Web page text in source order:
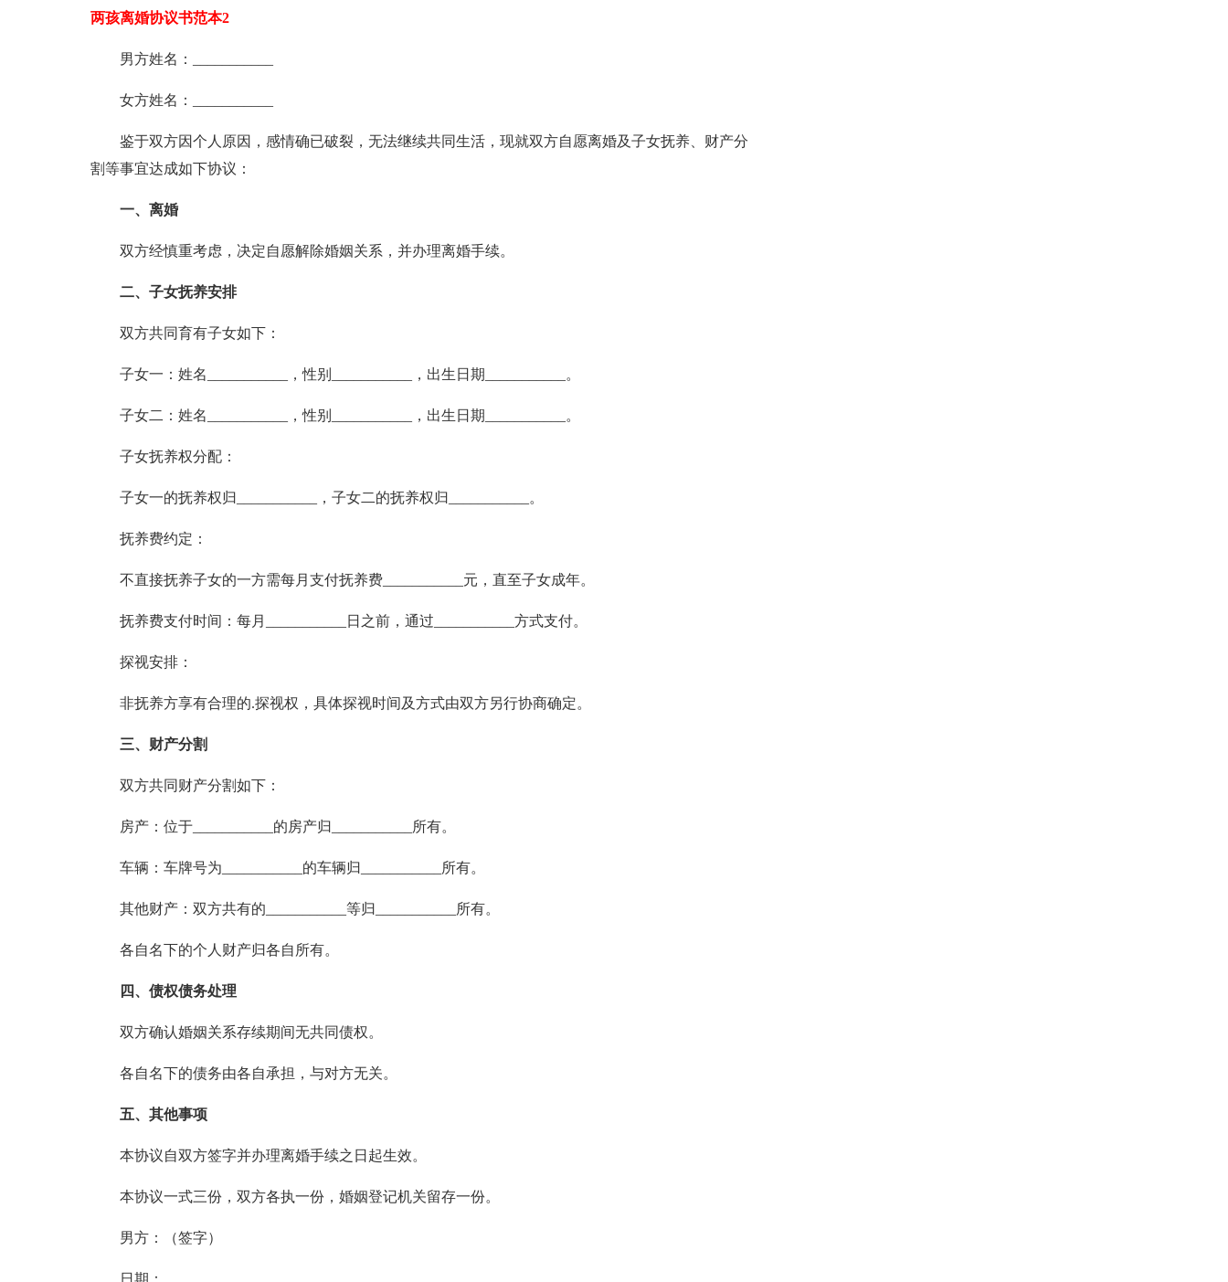
两孩离婚协议书范本2
男方姓名：___________
女方姓名：___________
鉴于双方因个人原因，感情确已破裂，无法继续共同生活，现就双方自愿离婚及子女抚养、财产分
割等事宜达成如下协议：
一、离婚
双方经慎重考虑，决定自愿解除婚姻关系，并办理离婚手续。
二、子女抚养安排
双方共同育有子女如下：
子女一：姓名___________，性别___________，出生日期___________。
子女二：姓名___________，性别___________，出生日期___________。
子女抚养权分配：
子女一的抚养权归___________，子女二的抚养权归___________。
抚养费约定：
不直接抚养子女的一方需每月支付抚养费___________元，直至子女成年。
抚养费支付时间：每月___________日之前，通过___________方式支付。
探视安排：
非抚养方享有合理的.探视权，具体探视时间及方式由双方另行协商确定。
三、财产分割
双方共同财产分割如下：
房产：位于___________的房产归___________所有。
车辆：车牌号为___________的车辆归___________所有。
其他财产：双方共有的___________等归___________所有。
各自名下的个人财产归各自所有。
四、债权债务处理
双方确认婚姻关系存续期间无共同债权。
各自名下的债务由各自承担，与对方无关。
五、其他事项
本协议自双方签字并办理离婚手续之日起生效。
本协议一式三份，双方各执一份，婚姻登记机关留存一份。
男方：（签字）
日期：